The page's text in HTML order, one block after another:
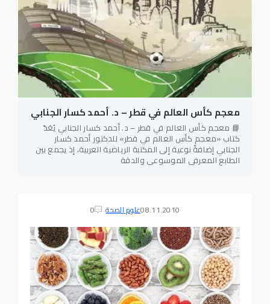
معجم كأس العالم في قطر – د. أحمد كسار الجنابي
📘 معجم كأس العالم في قطر – د. أحمد كسار الجنابي يُعَدّ
كتاب «معجم كأس العالم في قطر» للدكتور أحمد كسار
الجنابي إضافةً نوعية إلى المكتبة الرياضية العربية، إذ يجمع بين
الطابع المعرفي الموسوعي والدقة
08.11.2010علوم الصحة 0